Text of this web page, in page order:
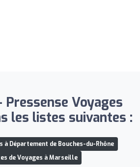
Pressense Voyages
les listes suivantes :
à Département de Bouches-du-Rhône
de Voyages à Marseille